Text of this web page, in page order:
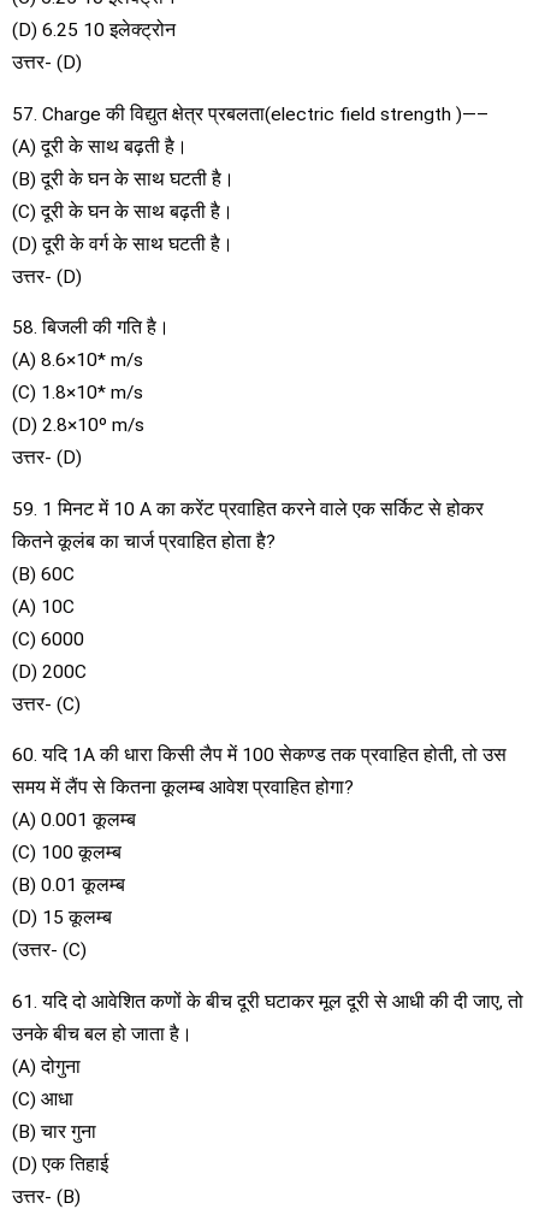
(D) 6.25 10 इलेक्ट्रोन
उत्तर- (D)
57. Charge की विद्युत क्षेत्र प्रबलता(electric field strength )—–
(A) दूरी के साथ बढ़ती है।
(B) दूरी के घन के साथ घटती है।
(C) दूरी के घन के साथ बढ़ती है।
(D) दूरी के वर्ग के साथ घटती है।
उत्तर- (D)
58. बिजली की गति है।
(A) 8.6×10* m/s
(C) 1.8×10* m/s
(D) 2.8×10º m/s
उत्तर- (D)
59. 1 मिनट में 10 A का करेंट प्रवाहित करने वाले एक सर्किट से होकर
कितने कूलंब का चार्ज प्रवाहित होता है?
(B) 60C
(A) 10C
(C) 6000
(D) 200C
उत्तर- (C)
60. यदि 1A की धारा किसी लैप में 100 सेकण्ड तक प्रवाहित होती, तो उस
समय में लैंप से कितना कूलम्ब आवेश प्रवाहित होगा?
(A) 0.001 कूलम्ब
(C) 100 कूलम्ब
(B) 0.01 कूलम्ब
(D) 15 कूलम्ब
(उत्तर- (C)
61. यदि दो आवेशित कणों के बीच दूरी घटाकर मूल दूरी से आधी की दी जाए, तो
उनके बीच बल हो जाता है।
(A) दोगुना
(C) आधा
(B) चार गुना
(D) एक तिहाई
उत्तर- (B)